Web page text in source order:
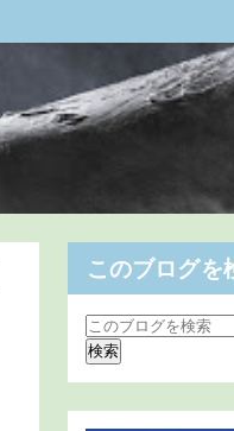
このブログを